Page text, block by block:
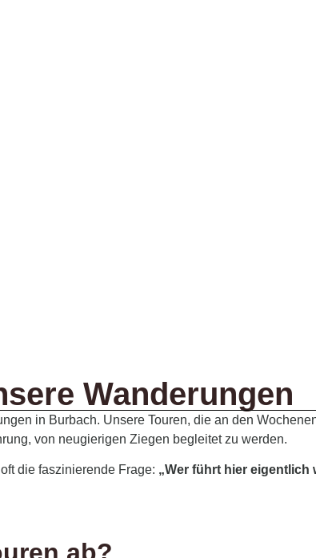
Wanderungen
in Burbach. Unsere Touren, die an den
von neugierigen Ziegen begleitet zu werden.
die faszinierende Frage: „Wer führt hier eigentlich
ab?